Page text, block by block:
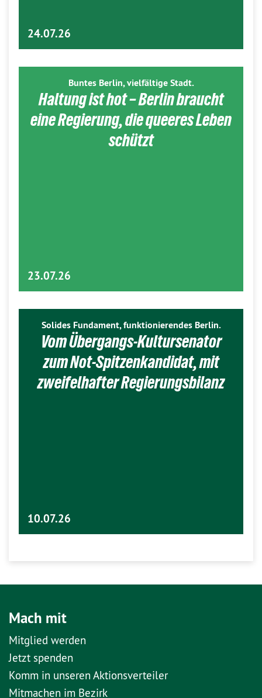
24.07.26
Buntes Berlin, vielfältige Stadt.
Haltung ist hot – Berlin braucht
eine Regierung, die queeres Leben
schützt
23.07.26
Solides Fundament, funktionierendes Berlin.
Vom Übergangs-Kultursenator
zum Not-Spitzenkandidat, mit
zweifelhafter Regierungsbilanz
10.07.26
Mach mit
Mitglied werden
Jetzt spenden
Komm in unseren Aktionsverteiler
Mitmachen im Bezirk